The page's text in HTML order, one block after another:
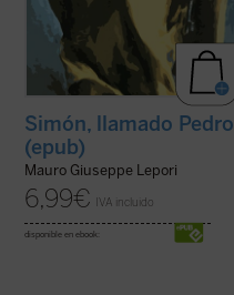
Simón, llamado Pedro
(epub)
Mauro Giuseppe Lepori
6,99€ IVA incluido
disponible en ebook: